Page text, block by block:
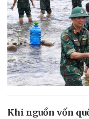
Khi nguồn vốn